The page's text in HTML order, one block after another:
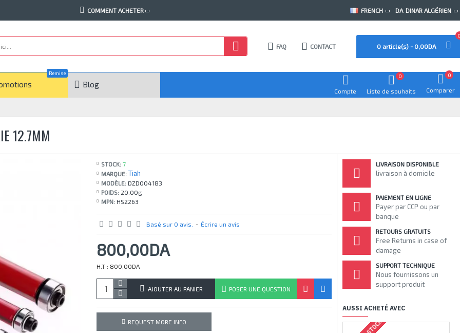
COMMENT ACHETER FRENCH DA DINAR ALGÉRIEN
FAQ CONTACT 0 article(s) - 0,00DA
Remise
Blog
Compte Liste de souhaits
0
Comparer
0
12.7MM
STOCK: 7
MARQUE: Tiah
MODÈLE: DZD004183
POIDS: 20.00g
MPN: HS2263
Basé sur 0 avis. - Écrire un avis
800,00DA
H.T : 800,00DA
AJOUTER AU PANIER POSER UNE QUESTION
REQUEST MORE INFO
LIVRAISON DISPONIBLE
livraison à domicile
PAIEMENT EN LIGNE
Payer par CCP ou par
banque
RETOURS GRATUITS
Free Returns in case of
damage
SUPPORT TECHNIQUE
Nous fournissons un
support produit
AUSSI ACHETÉ AVEC